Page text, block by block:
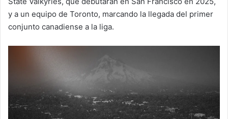
y a un equipo de Toronto, marcando la llegada del primer
conjunto canadiense a la liga.